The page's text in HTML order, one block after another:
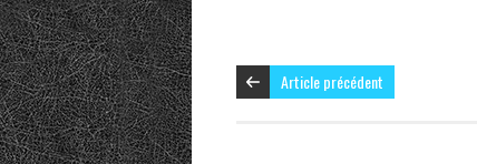
Article précédent